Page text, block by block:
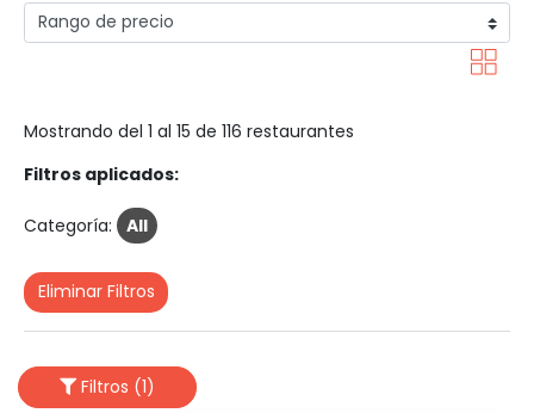
Mostrando del 1 al 15 de 116 restaurantes
Filtros aplicados:
Categoría: All
Eliminar Filtros
Filtros (1)